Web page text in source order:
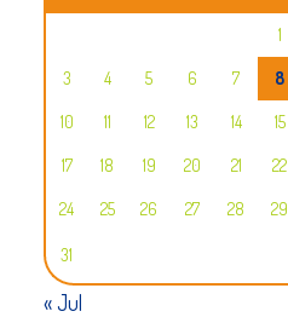
1
3 4 5 6 7 8
10 11 12 13 14 15
17 18 19 20 21 22
24 25 26 27 28 29
31
« Jul